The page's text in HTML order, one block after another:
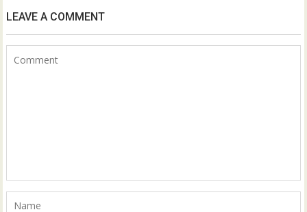
LEAVE A COMMENT